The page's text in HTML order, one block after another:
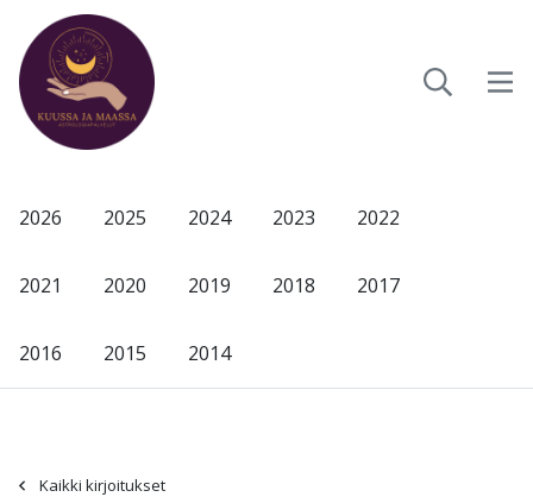
2026 2025 2024 2023 2022
2021 2020 2019 2018 2017
2016 2015 2014
Kaikki kirjoitukset